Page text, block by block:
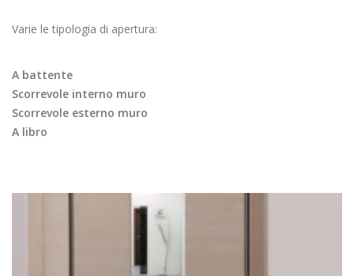
Varie le tipologia di apertura:
A battente
Scorrevole interno muro
Scorrevole esterno muro
A libro